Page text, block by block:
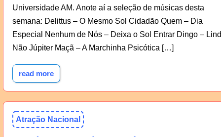
Universidade AM. Anote aí a seleção de músicas desta
semana: Delittus – O Mesmo Sol Cidadão Quem – Dia
Especial Nenhum de Nós – Deixa o Sol Entrar Dingo –
Não Júpiter Maçã – A Marchinha Psicótica […]
read more
Atração Nacional